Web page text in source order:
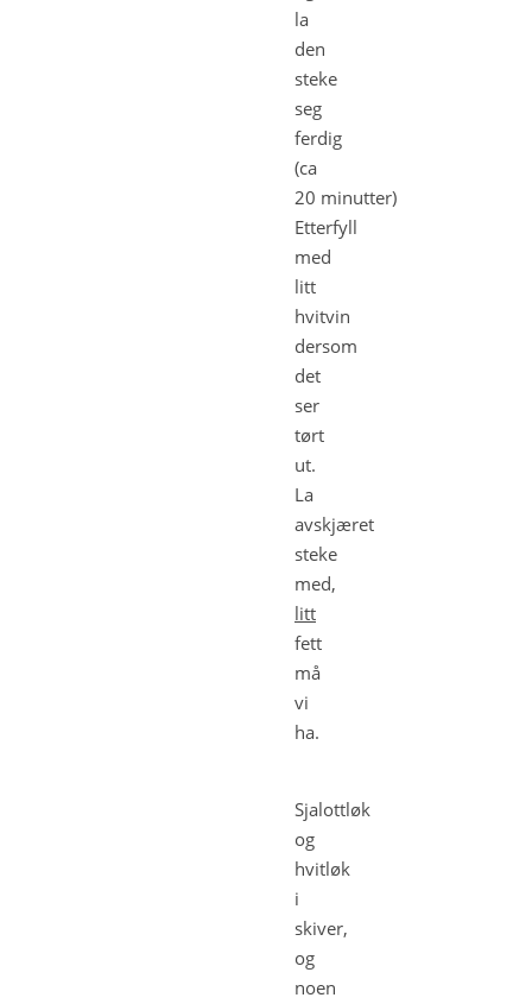
la
den
steke
seg
ferdig
(ca
20 minutter)
Etterfyll
med
litt
hvitvin
dersom
det
ser
tørt
ut.
La
avskjæret
steke
med,
litt
fett
må
vi
ha.
Sjalottløk
og
hvitløk
i
skiver,
og
noen